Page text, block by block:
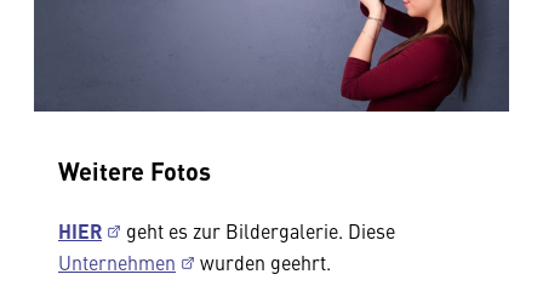
Weitere Fotos
HIER
geht es zur Bildergalerie. Diese
Unternehmen
wurden geehrt.